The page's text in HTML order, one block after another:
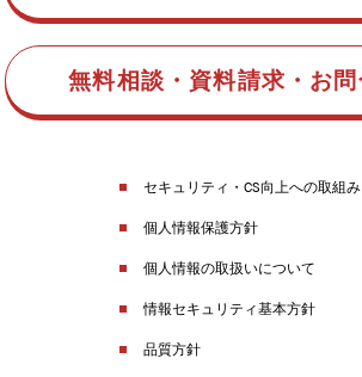
無料相談・資料請求・お問
セキュリティ・CS向上への取組み
個人情報保護方針
個人情報の取扱いについて
情報セキュリティ基本方針
品質方針